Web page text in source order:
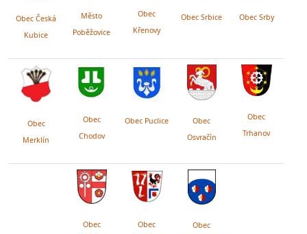
Obec Česká
Kubice
Město
Poběžovice
Obec
Křenovy
Obec Srbice Obec Srby
Obec
Merklín
Obec
Chodov
Obec Puclice
Obec
Osvračín
Obec
Trhanov
Obec
Obec
Obec